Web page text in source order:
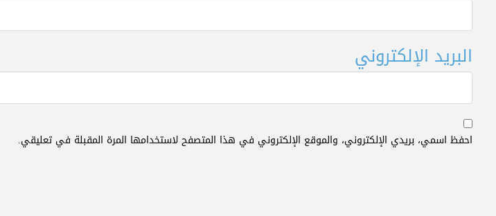
البريد الإلكتروني
احفظ اسمي، بريدي الإلكتروني، والموقع الإلكتروني في هذا المتصفح لاستخدامها المرة المقبلة في تعليقي.